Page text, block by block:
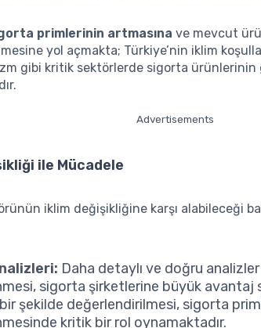
primlerinin artmasına ve mevcut
yol açmakta; Türkiye’nin iklim
gibi kritik sektörlerde sigorta
Advertisements
ile Mücadele
iklim değişikliğine karşı alabileceği
Daha detaylı ve doğru analizler
sigorta şirketlerine büyük avantaj
şekilde değerlendirilmesi, sigorta
kritik bir rol oynamaktadır.